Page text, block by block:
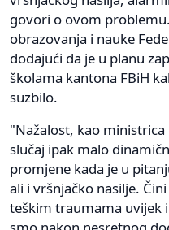
govori o ovom
obrazovanja i nauke
dodajući da je u planu
školama kantona FBiH
suzbilo.
"Nažalost, kao
slučaj ipak malo
promjene kada je u
ali i vršnjačko nasilje.
teškim traumama uvijek